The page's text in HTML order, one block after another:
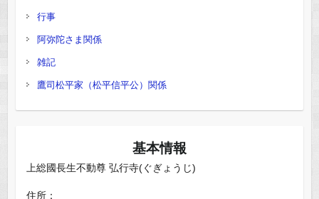
行事
阿弥陀さま関係
雑記
鷹司松平家（松平信平公）関係
基本情報
上総國長生不動尊 弘行寺(ぐぎょうじ)
住所：